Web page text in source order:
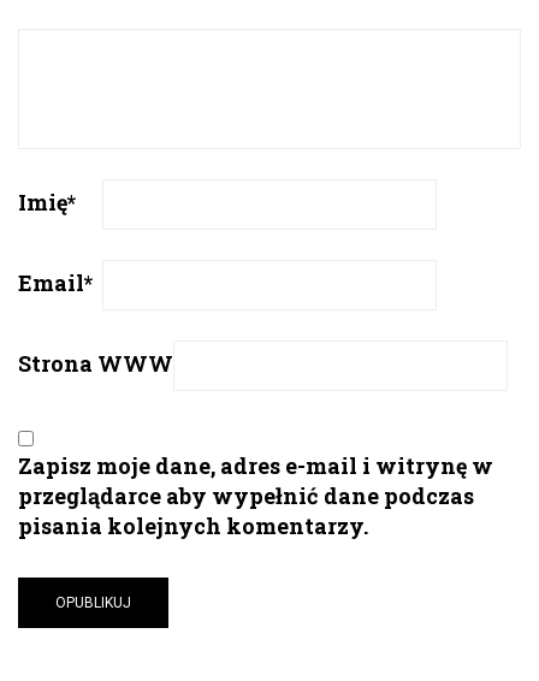
Imię*
Email*
Strona WWW
Zapisz moje dane, adres e-mail i witrynę w
przeglądarce aby wypełnić dane podczas
pisania kolejnych komentarzy.